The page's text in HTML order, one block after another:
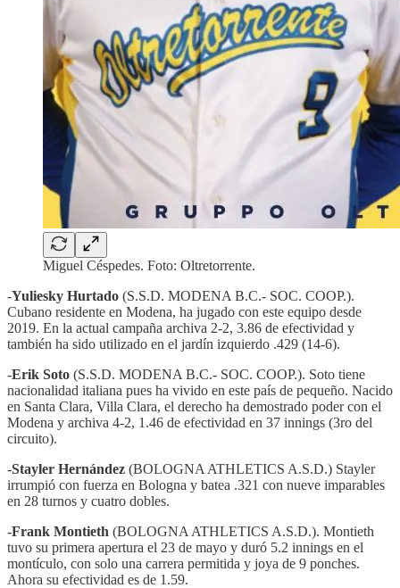
Miguel Céspedes. Foto: Oltretorrente.
-Yuliesky Hurtado (S.S.D. MODENA B.C.- SOC. COOP.).
Cubano residente en Modena, ha jugado con este equipo desde
2019. En la actual campaña archiva 2-2, 3.86 de efectividad y
también ha sido utilizado en el jardín izquierdo .429 (14-6).
-Erik Soto (S.S.D. MODENA B.C.- SOC. COOP.). Soto tiene
nacionalidad italiana pues ha vivido en este país de pequeño. Nacido
en Santa Clara, Villa Clara, el derecho ha demostrado poder con el
Modena y archiva 4-2, 1.46 de efectividad en 37 innings (3ro del
circuito).
-Stayler Hernández (BOLOGNA ATHLETICS A.S.D.) Stayler
irrumpió con fuerza en Bologna y batea .321 con nueve imparables
en 28 turnos y cuatro dobles.
-Frank Montieth (BOLOGNA ATHLETICS A.S.D.). Montieth
tuvo su primera apertura el 23 de mayo y duró 5.2 innings en el
montículo, con solo una carrera permitida y joya de 9 ponches.
Ahora su efectividad es de 1.59.